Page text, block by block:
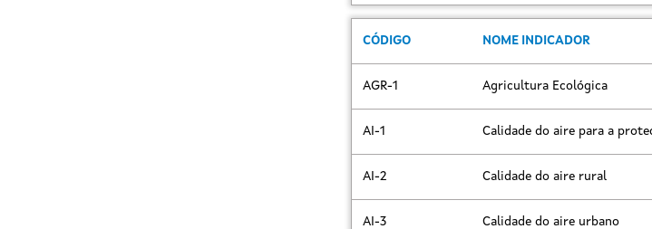
CÓDIGO NOME INDICADOR
AGR-1 Agricultura Ecológica
AI-1 Calidade do aire para a
AI-2 Calidade do aire rural
AI-3 Calidade do aire urbano